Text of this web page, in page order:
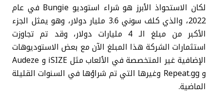
لكان الاستحواذ الأبرز هو شراء استوديو Bungie في عام
2022، والذي كلف سوني 3.6 مليار دولار، وهو يمثل الجزء
الأكبر من مبلغ الـ 4 مليارات دولار، وقد تم تجاوزت
استثمارات الشركة هذا المبلغ الآن مع بعض الاستوديوهات
الإضافية غير المتخصصة في الألعاب مثل iSIZE و Audeze
و Repeat.gg وغيرها التي تم شراؤها في السنوات القليلة
الماضية.